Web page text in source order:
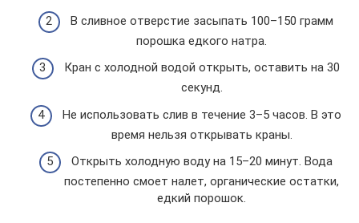
В сливное отверстие засыпать 100–150 грамм
порошка едкого натра.
Кран с холодной водой открыть, оставить на 30
секунд.
Не использовать слив в течение 3–5 часов. В это
время нельзя открывать краны.
Открыть холодную воду на 15–20 минут. Вода
постепенно смоет налет, органические остатки,
едкий порошок.